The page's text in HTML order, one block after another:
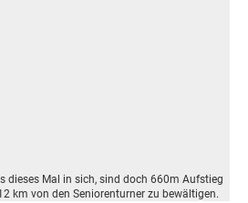
dieses Mal in sich, sind doch 660m Aufstieg
km von den Seniorenturner zu bewältigen.